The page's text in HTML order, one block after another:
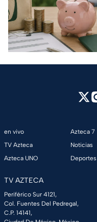
en vivo
TV Azteca
Azteca UNO
Azteca 7
Noticias
Deportes
TV AZTECA
Periférico Sur 4121,
Col. Fuentes Del Pedregal,
C.P. 14141,